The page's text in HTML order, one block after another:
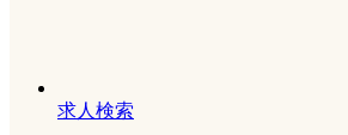
求人検索